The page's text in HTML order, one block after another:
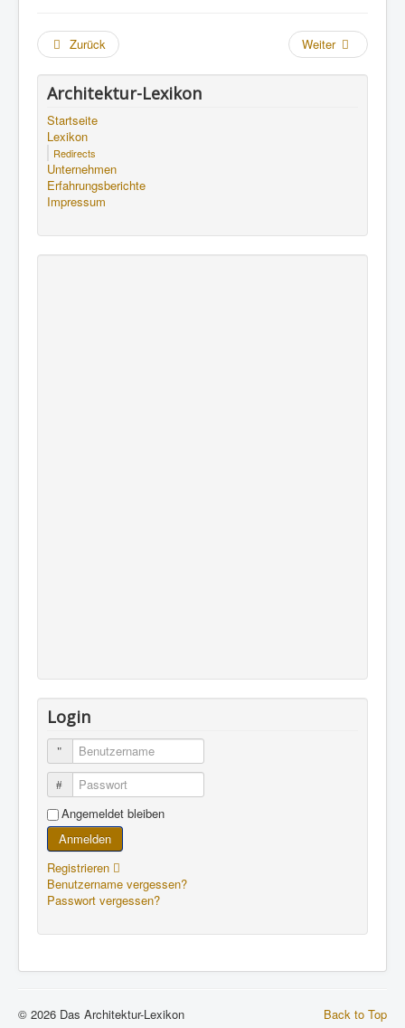
Zurück Weiter
Architektur-Lexikon
Startseite
Lexikon
Redirects
Unternehmen
Erfahrungsberichte
Impressum
Login
Benutzername
Passwort
Angemeldet bleiben
Anmelden
Registrieren
Benutzername vergessen?
Passwort vergessen?
Back to Top
© 2026 Das Architektur-Lexikon